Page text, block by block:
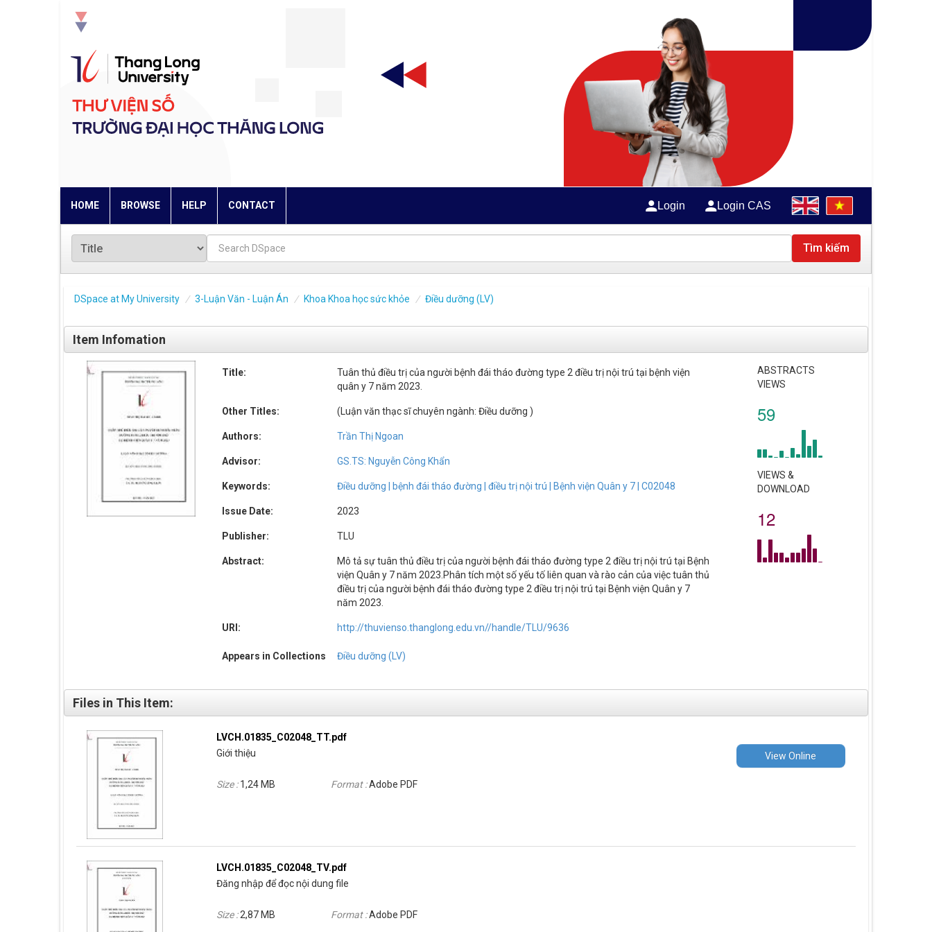
HOME BROWSE HELP CONTACT Login Login CAS
Tìm kiếm
DSpace at My University 3-Luận Văn - Luận Án Khoa Khoa học sức khỏe Điều dưỡng (LV)
Item Infomation
Title:
Tuân thủ điều trị của người bệnh đái tháo đường type 2 điều trị nội trú tại bệnh viện
quân y 7 năm 2023.
Other Titles: (Luận văn thạc sĩ chuyên ngành: Điều dưỡng )
Authors: Trần Thị Ngoan
Advisor: GS.TS: Nguyễn Công Khẩn
Keywords: Điều dưỡng | bệnh đái tháo đường | điều trị nội trú | Bệnh viện Quân y 7 | C02048
Issue Date: 2023
Publisher: TLU
Abstract:
Mô tả sự tuân thủ điều trị của người bệnh đái tháo đường type 2 điều trị nội trú tại Bệnh
viện Quân y 7 năm 2023.Phân tích một số yếu tố liên quan và rào cản của việc tuân thủ
điều trị của người bệnh đái tháo đường type 2 điều trị nội trú tại Bệnh viện Quân y 7
năm 2023.
URI: http://thuvienso.thanglong.edu.vn//handle/TLU/9636
Appears in Collections Điều dưỡng (LV)
ABSTRACTS
VIEWS
59
VIEWS &
DOWNLOAD
12
Files in This Item:
LVCH.01835_C02048_TT.pdf
Giới thiệu
Size :1,24 MB Format :Adobe PDF
View Online
LVCH.01835_C02048_TV.pdf
Đăng nhập để đọc nội dung file
Size :2,87 MB Format :Adobe PDF